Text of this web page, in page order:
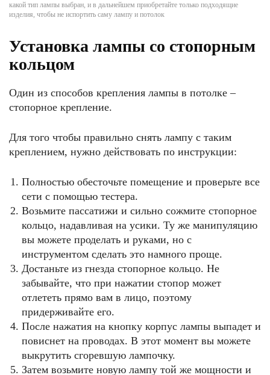
какой тип лампы выбран, и в дальнейшем приобретайте только подходящие
изделия, чтобы не испортить саму лампу и потолок
Установка лампы со стопорным
кольцом
Один из способов крепления лампы в потолке –
стопорное крепление.
Для того чтобы правильно снять лампу с таким
креплением, нужно действовать по инструкции:
Полностью обесточьте помещение и проверьте все
сети с помощью тестера.
Возьмите пассатижи и сильно сожмите стопорное
кольцо, надавливая на усики. Ту же манипуляцию
вы можете проделать и руками, но с
инструментом сделать это намного проще.
Достаньте из гнезда стопорное кольцо. Не
забывайте, что при нажатии стопор может
отлететь прямо вам в лицо, поэтому
придерживайте его.
После нажатия на кнопку корпус лампы выпадет и
повиснет на проводах. В этот момент вы можете
выкрутить сгоревшую лампочку.
Затем возьмите новую лампу той же мощности и